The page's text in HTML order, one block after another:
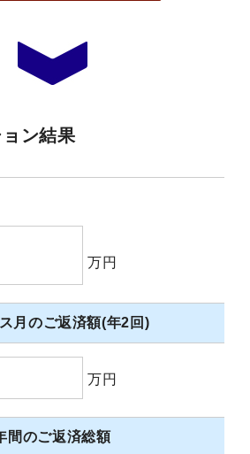
ン結果
万円
月のご返済額(年2回)
万円
間のご返済総額